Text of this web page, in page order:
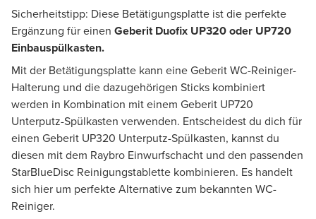
Sicherheitstipp: Diese Betätigungsplatte ist die perfekte
Ergänzung für einen Geberit Duofix UP320 oder UP720
Einbauspülkasten.
Mit der Betätigungsplatte kann eine Geberit WC-Reiniger-
Halterung und die dazugehörigen Sticks kombiniert
werden in Kombination mit einem Geberit UP720
Unterputz-Spülkasten verwenden. Entscheidest du dich für
einen Geberit UP320 Unterputz-Spülkasten, kannst du
diesen mit dem Raybro Einwurfschacht und den passenden
StarBlueDisc Reinigungstablette kombinieren. Es handelt
sich hier um perfekte Alternative zum bekannten WC-
Reiniger.